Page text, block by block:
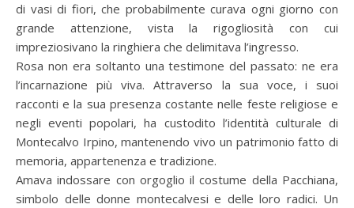
di vasi di fiori, che probabilmente curava ogni giorno con
grande attenzione, vista la rigogliosità con cui
impreziosivano la ringhiera che delimitava l’ingresso.
Rosa non era soltanto una testimone del passato: ne era
l’incarnazione più viva. Attraverso la sua voce, i suoi
racconti e la sua presenza costante nelle feste religiose e
negli eventi popolari, ha custodito l’identità culturale di
Montecalvo Irpino, mantenendo vivo un patrimonio fatto di
memoria, appartenenza e tradizione.
Amava indossare con orgoglio il costume della Pacchiana,
simbolo delle donne montecalvesi e delle loro radici. Un